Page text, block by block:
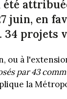
été
juin, en
projets
ou à
par 43
la